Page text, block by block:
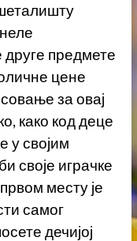
друге предмете
цене
за овај
како код деце
у својим
своје играчке
месту је
самог
дечијој